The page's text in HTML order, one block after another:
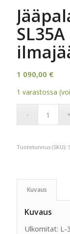
SL35A
1 090,00 €
1 varastossa
Tuotetunnus (SKU):
Kuvaus
Kuvaus
Ulkomitat: